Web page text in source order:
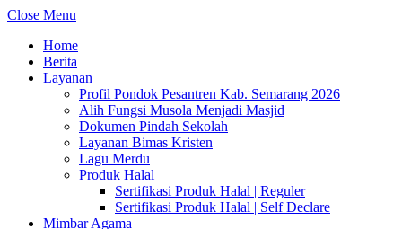
Close Menu
Home
Berita
Layanan
Profil Pondok Pesantren Kab. Semarang 2026
Alih Fungsi Musola Menjadi Masjid
Dokumen Pindah Sekolah
Layanan Bimas Kristen
Lagu Merdu
Produk Halal
Sertifikasi Produk Halal | Reguler
Sertifikasi Produk Halal | Self Declare
Mimbar Agama